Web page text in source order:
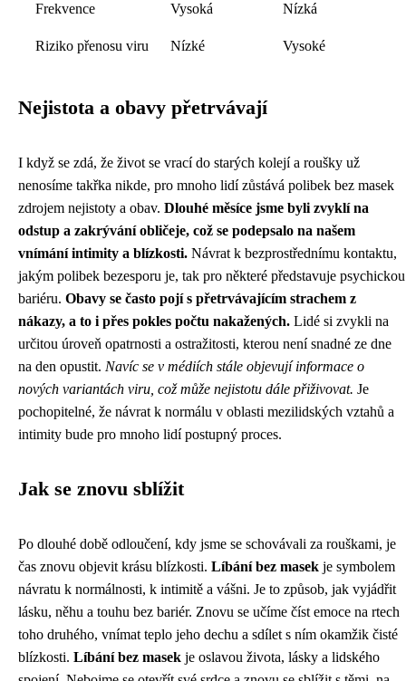
Frekvence Vysoká Nízká
Riziko přenosu viru Nízké Vysoké
Nejistota a obavy přetrvávají
I když se zdá, že život se vrací do starých kolejí a roušky už
nenosíme takřka nikde, pro mnoho lidí zůstává polibek bez masek
zdrojem nejistoty a obav. Dlouhé měsíce jsme byli zvyklí na
odstup a zakrývání obličeje, což se podepsalo na našem
vnímání intimity a blízkosti. Návrat k bezprostřednímu kontaktu,
jakým polibek bezesporu je, tak pro některé představuje psychickou
bariéru. Obavy se často pojí s přetrvávajícím strachem z
nákazy, a to i přes pokles počtu nakažených. Lidé si zvykli na
určitou úroveň opatrnosti a ostražitosti, kterou není snadné ze dne
na den opustit. Navíc se v médiích stále objevují informace o
nových variantách viru, což může nejistotu dále přiživovat. Je
pochopitelné, že návrat k normálu v oblasti mezilidských vztahů a
intimity bude pro mnoho lidí postupný proces.
Jak se znovu sblížit
Po dlouhé době odloučení, kdy jsme se schovávali za rouškami, je
čas znovu objevit krásu blízkosti. Líbání bez masek je symbolem
návratu k normálnosti, k intimitě a vášni. Je to způsob, jak vyjádřit
lásku, něhu a touhu bez bariér. Znovu se učíme číst emoce na rtech
toho druhého, vnímat teplo jeho dechu a sdílet s ním okamžik čisté
blízkosti. Líbání bez masek je oslavou života, lásky a lidského